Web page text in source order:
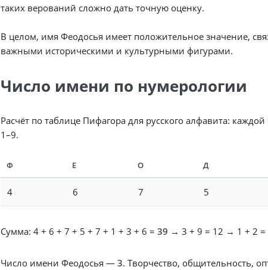
таких верований сложно дать точную оценку.
В целом, имя Феодосья имеет положительное значение,
важными историческими и культурными фигурами.
Число имени по нумерологии
Расчёт по таблице Пифагора для русского алфавита:
1–9.
Ф Е О Д
4 6 7 5
Сумма: 4 + 6 + 7 + 5 + 7 + 1 + 3 + 6 = 39 → 3 + 9 = 12 → 1 + 2 =
Число имени Феодосья — 3. Творчество, общительность,